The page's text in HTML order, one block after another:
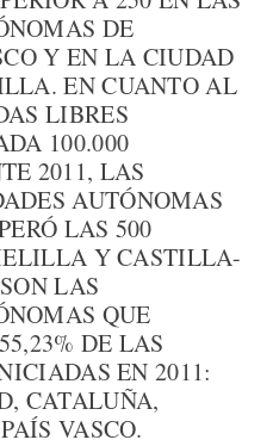
DE
Y EN LA CIUDAD
EN CUANTO AL
LIBRES
100.000
2011, LAS
AUTÓNOMAS
LAS 500
Y CASTILLA-
LAS
QUE
DE LAS
EN 2011:
CATALUÑA,
VASCO.